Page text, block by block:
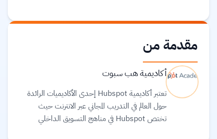
مقدمة من
أكاديمية هب سبوت
تعتبر أكاديمية Hubspot إحدى الأكاديميات الرائدة
حول العالم في التدريب المجاني عبر الانترنت حيث
تختص Hubspot في مناهج التسويق الداخلي